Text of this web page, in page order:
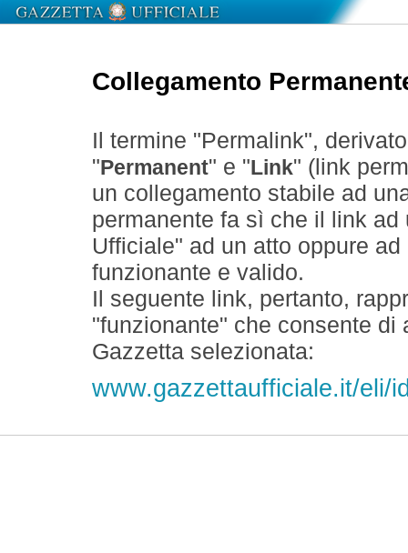
Collegamento
Il termine "Permalink",
" Permanent" e " Link" (link
un collegamento stabile ad
permanente fa sì che il link
Ufficiale" ad un atto oppure
funzionante e valido.
Il seguente link, pertanto,
"funzionante" che consente
Gazzetta selezionata:
www.gazzettaufficiale.it/eli/